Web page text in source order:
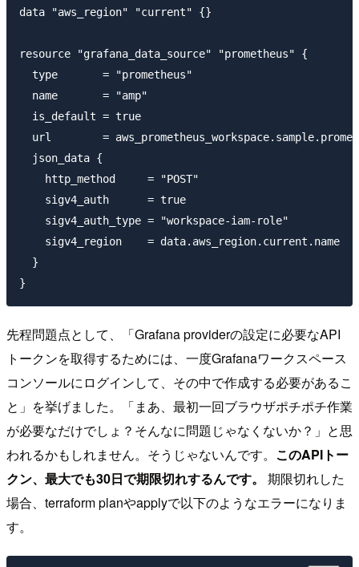
data "aws_region" "current" {}
resource "grafana_data_source" "prometheus" {
  type       = "prometheus"
  name       = "amp"
  is_default = true
url        =
  json_data {
    http_method     = "POST"
    sigv4_auth      = true
    sigv4_auth_type = "workspace-iam-role"
    sigv4_region    = data.aws_region.current.name
  }
先程問題点として、「Grafana providerの設定に必要なAPI
トークンを取得するためには、一度Grafanaワークスペース
コンソールにログインして、その中で作成する必要があるこ
と」を挙げました。「まあ、最初一回ブラウザポチポチ作業
が必要なだけでしょ？そんなに問題じゃなくないか？」と思
われるかもしれません。そうじゃないんです。 このAPIトー
クン、最大でも30日で期限切れするんです。
期限切れした
場合、terraform planやapplyで以下のようなエラーになりま
す。